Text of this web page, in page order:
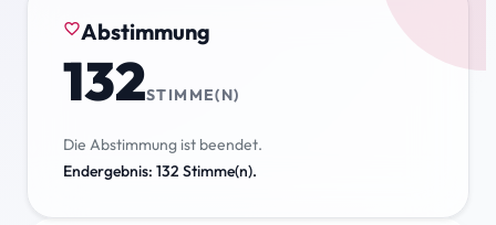
favorite_borderAbstimmung
132STIMME(N)
Die Abstimmung ist beendet.
Endergebnis: 132 Stimme(n).